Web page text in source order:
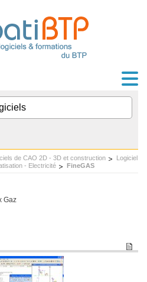
de CAO 2D - 3D et construction
Logiciel
- Electricité
FineGAS
Gaz